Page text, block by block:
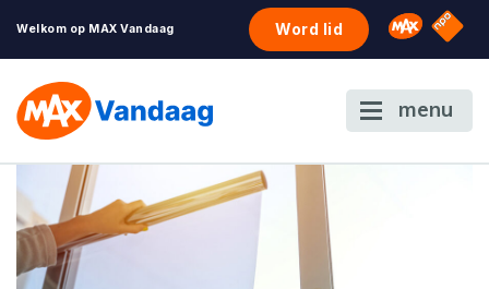
Welkom op MAX Vandaag Word lid Omroep
NPO
menu